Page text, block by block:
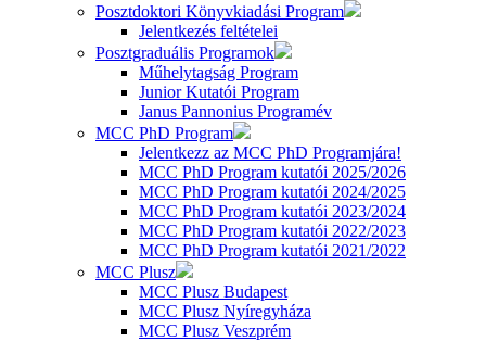
Posztdoktori Könyvkiadási Program
Jelentkezés feltételei
Posztgraduális Programok
Műhelytagság Program
Junior Kutatói Program
Janus Pannonius Programév
MCC PhD Program
Jelentkezz az MCC PhD Programjára!
MCC PhD Program kutatói 2025/2026
MCC PhD Program kutatói 2024/2025
MCC PhD Program kutatói 2023/2024
MCC PhD Program kutatói 2022/2023
MCC PhD Program kutatói 2021/2022
MCC Plusz
MCC Plusz Budapest
MCC Plusz Nyíregyháza
MCC Plusz Veszprém